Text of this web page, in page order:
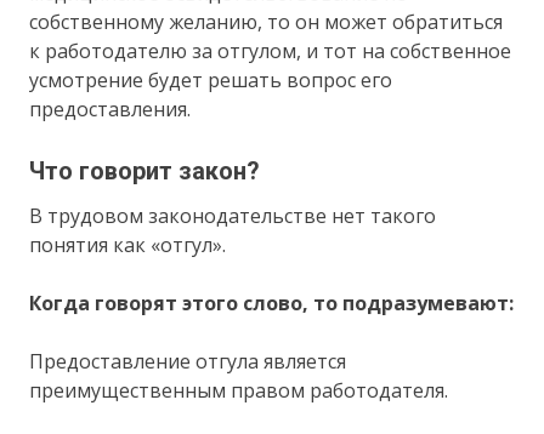
собственному желанию, то он может обратиться
к работодателю за отгулом, и тот на собственное
усмотрение будет решать вопрос его
предоставления.
Что говорит закон?
В трудовом законодательстве нет такого
понятия как «отгул».
Когда говорят этого слово, то подразумевают:
Предоставление отгула является
преимущественным правом работодателя.